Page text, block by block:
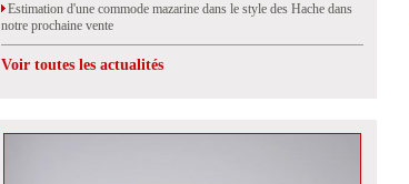
Estimation d'une commode mazarine dans le style des Hache dans
notre prochaine vente
Voir toutes les actualités